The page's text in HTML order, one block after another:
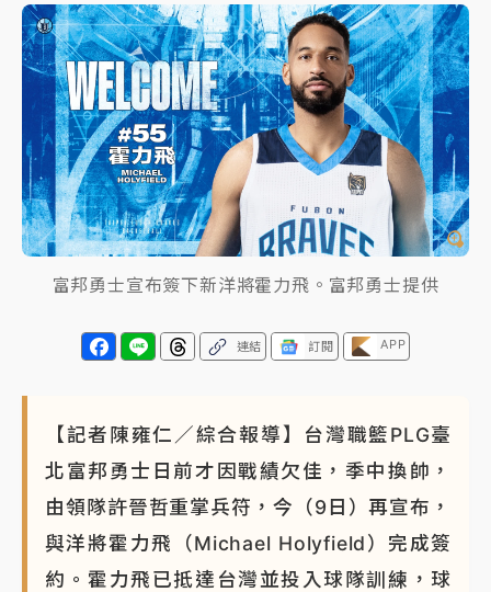
連根拔起
中颱白海豚風雨來了！中部以北防豪雨 今晚、明天影
響最劇烈
白海豚逼近！北市水門只出不進 未移置車輛最高罰
4800＋拖吊費
富邦勇士宣布簽下新洋將霍力飛。富邦勇士提供
連結 訂閱 APP
【記者陳雍仁／綜合報導】台灣職籃PLG臺
北富邦勇士日前才因戰績欠佳，季中換帥，
由領隊許晉哲重掌兵符，今（9日）再宣布，
與洋將霍力飛（Michael Holyfield）完成簽
約。霍力飛已抵達台灣並投入球隊訓練，球